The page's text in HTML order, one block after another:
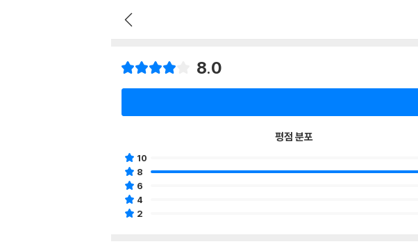
8.0
평점 분포
10
8
6
4
2